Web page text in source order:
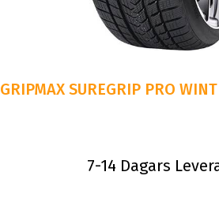
GRIPMAX SUREGRIP PRO
7-14 Dagars